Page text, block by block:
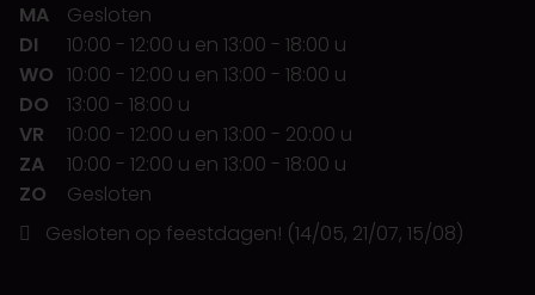
MA
Gesloten
DI
10:00 - 12:00 u en 13:00 - 18:00 u
WO 10:00 - 12:00 u en 13:00 - 18:00 u
DO
13:00 - 18:00 u
VR
10:00 - 12:00 u en 13:00 - 20:00 u
ZA
10:00 - 12:00 u en 13:00 - 18:00 u
ZO
Gesloten
Gesloten op feestdagen! (14/05, 21/07, 15/08)